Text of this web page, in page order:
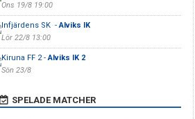
Ons 19/8 19:00
Infjärdens SK -Alviks IK
Lör 22/8 13:00
Kiruna FF 2 -Alviks IK 2
Sön 23/8
SPELADE MATCHER